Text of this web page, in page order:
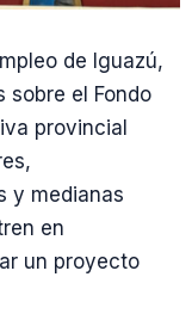
de Iguazú,
sobre el Fondo
provincial
y medianas
en
un proyecto